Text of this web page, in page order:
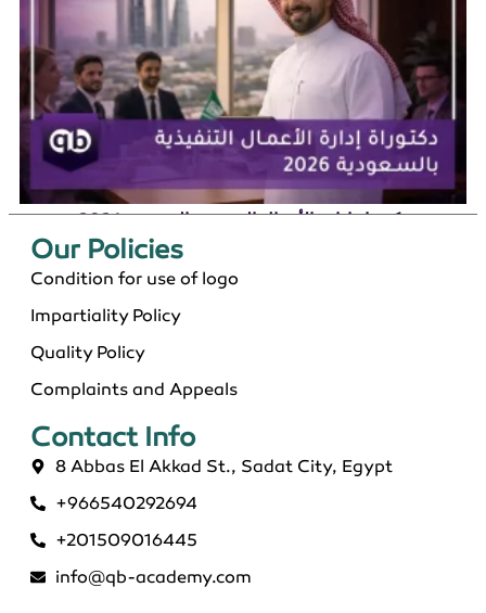
دكتوراة إدارة الأعمال التنفيذية بالسعودية 2026
ماجستير عن بعد معتمد في السعودية 2026
Our Policies​
Condition for use of logo
Impartiality Policy
Quality Policy
Complaints and Appeals
Contact Info​
8 Abbas El Akkad St., Sadat City, Egypt
+966540292694
+201509016445
info@qb-academy.com